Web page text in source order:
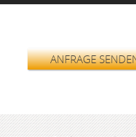
ANFRAGE